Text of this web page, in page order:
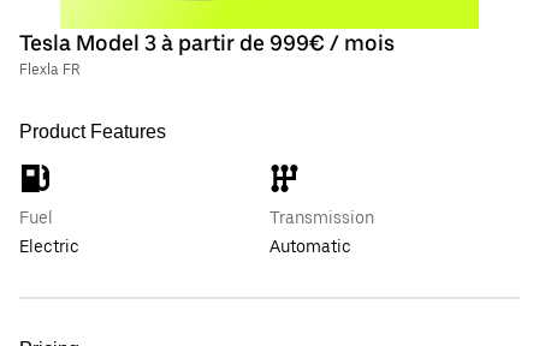
Tesla Model 3 à partir de 999€ / mois
Flexla FR
Product Features
Fuel
Electric
Transmission
Automatic